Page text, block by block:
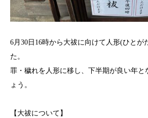
6月30日16時から大祓に向けて人形(ひとが
た。
罪・穢れを人形に移し、下半期が良い年と
ょう。
【大祓について】